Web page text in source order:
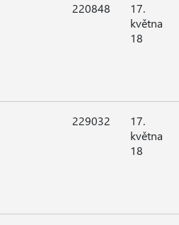
220848
17.
května
18
229032
17.
května
18